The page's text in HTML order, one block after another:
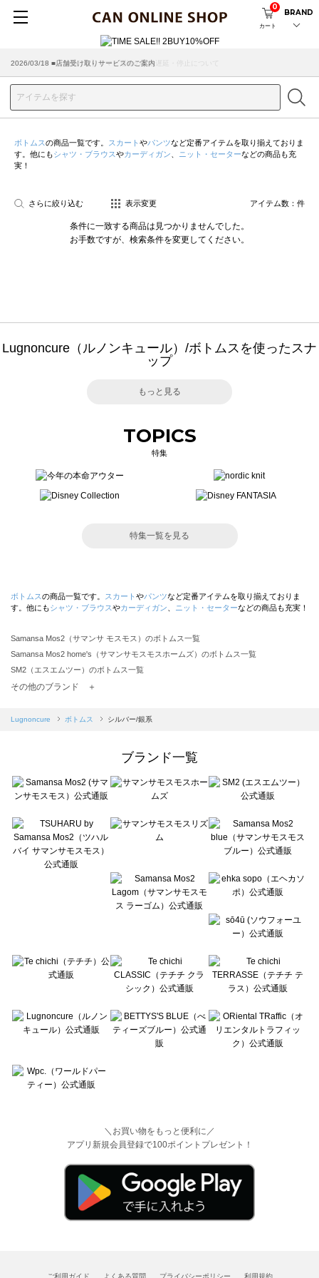
カート
0
BRAND
2026/07/29 ■【お知らせ】ヤマト運輸の配送遅延・停止について
2026/03/18 ■店舗受け取りサービスのご案内
ボトムスの商品一覧です。 スカート やパンツなど定番アイテムを取り揃えておりま
す。他にもシャツ・ブラウスやカーディガン ニット・セーターなどの商品も充
実！
さらに絞り込む 表示変更 アイテム数： 件
条件に一致する商品は見つかりませんでした。
お手数ですが、検索条件を変更してください。
Lugnoncure（ルノンキュール）/ボトムスを使ったスナ
ップ
もっと見る
TOPICS
特集
特集一覧を見る
ボトムスの商品一覧です。 スカート やパンツなど定番アイテムを取り揃えておりま
す。他にもシャツ・ブラウスやカーディガン ニット・セーターなどの商品も充実！
Samansa Mos2（サマンサ モスモス）のボトムス一覧
Samansa Mos2 home's（サマンサモスモスホームズ）のボトムス一覧
SM2（エスエムツー）のボトムス一覧
TSUHARU by Samansa Mos2（ツハルバイサマンサモスモス）のボトムス一覧
Samansa Mos2 blue（サマンサモスモス ブルー）のボトムス一覧
sō4ū（ソウフォーユー）のボトムス一覧
Te chichi（テチチ）のボトムス一覧
Te chichi CLASSIC（テチチ クラシック）のボトムス一覧
Lugnoncure（ルノンキュール）のボトムス一覧
BETTY'S BLUE（べティーズブルー）のボトムス一覧
Wpc.（ワールドパーティー）のボトムス一覧
その他のブランド ＋
Lugnoncure ボトムス シルバー/銀系
ブランド一覧
＼お買い物をもっと便利に／
アプリ新規会員登録で100ポイントプレゼント！
ご利用ガイド よくある質問 プライバシーポリシー 利用規約